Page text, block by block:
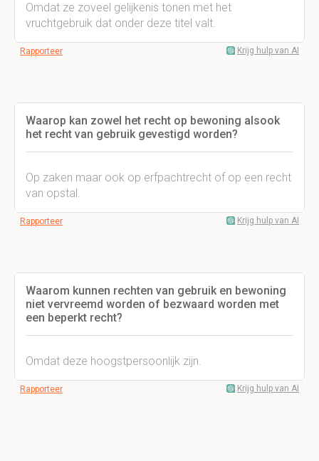
Omdat ze zoveel gelijkenis tonen met het
vruchtgebruik dat onder deze titel valt.
Rapporteer Krijg hulp van AI
Waarop kan zowel het recht op bewoning alsook
het recht van gebruik gevestigd worden?
Op zaken maar ook op erfpachtrecht of op een recht
van opstal.
Rapporteer Krijg hulp van AI
Waarom kunnen rechten van gebruik en bewoning
niet vervreemd worden of bezwaard worden met
een beperkt recht?
Omdat deze hoogstpersoonlijk zijn.
Rapporteer Krijg hulp van AI